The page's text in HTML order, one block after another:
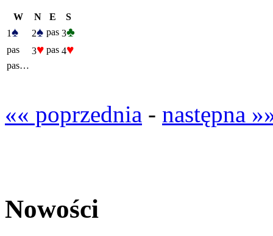
W N E
S
1♠ 2♠ pas 3♣
pas 3♥ pas 4♥
pas…
«« poprzednia - następna
Nowości